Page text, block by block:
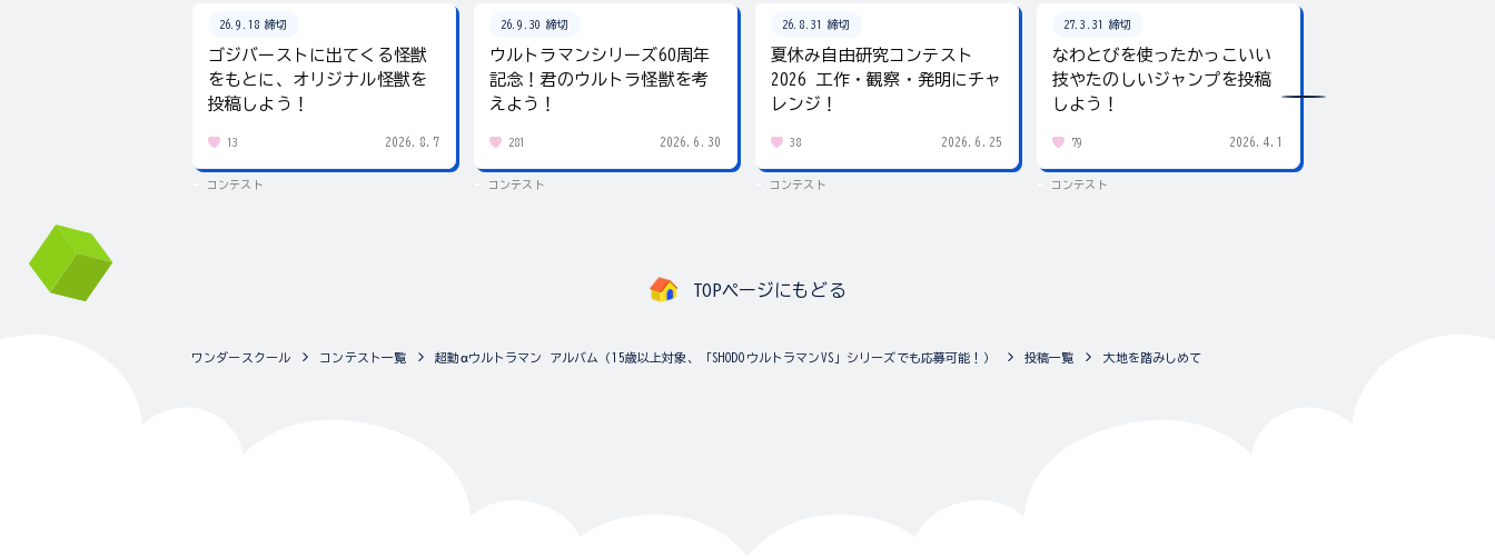
26.9.18 締切
ゴジバーストに出てくる怪獣
をもとに、オリジナル怪獣を
投稿しよう！
13 2026.8.7
コンテスト
26.9.30 締切
ウルトラマンシリーズ60周年
記念！君のウルトラ怪獣を考
えよう！
281 2026.6.30
コンテスト
26.8.31 締切
夏休み自由研究コンテスト
2026 工作・観察・発明にチャ
レンジ！
38 2026.6.25
コンテスト
27.3.31 締切
なわとびを使ったかっこいい
技やたのしいジャンプを投稿
しよう！
79 2026.4.1
コンテスト
TOPページにもどる
ワンダースクール コンテスト一覧 超動αウルトラマン アルバム（15歳以上対象、「SHODOウルトラマンVS」シリーズでも応募可能！） 投稿一覧 大地を踏みしめて